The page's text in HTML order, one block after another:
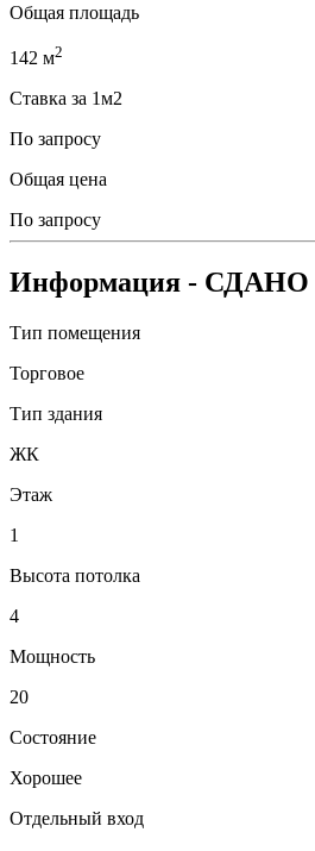
Общая площадь
142 м2
Ставка за 1м2
По запросу
Общая цена
По запросу
Информация - СДАНО
Тип помещения
Торговое
Тип здания
ЖК
Этаж
1
Высота потолка
4
Мощность
20
Состояние
Хорошее
Отдельный вход